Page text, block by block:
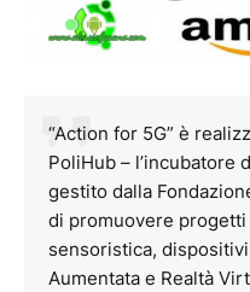
“Action for 5G” è
PoliHub – l’incubatore
gestito dalla
di promuovere
sensoristica,
Aumentata e Realtà